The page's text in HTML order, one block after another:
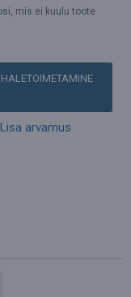
mis ei kuulu toote
Lisa arvamus